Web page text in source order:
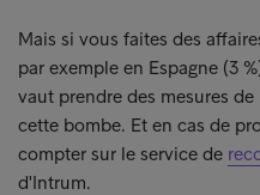
Mais si vous faites des
par exemple en Espagne (3
vaut prendre des mesures
cette bombe. Et en cas de
compter sur le service de
d'Intrum.